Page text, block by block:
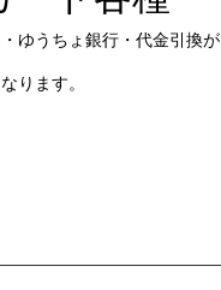
ゆうちょ銀行・代金引換
ります。